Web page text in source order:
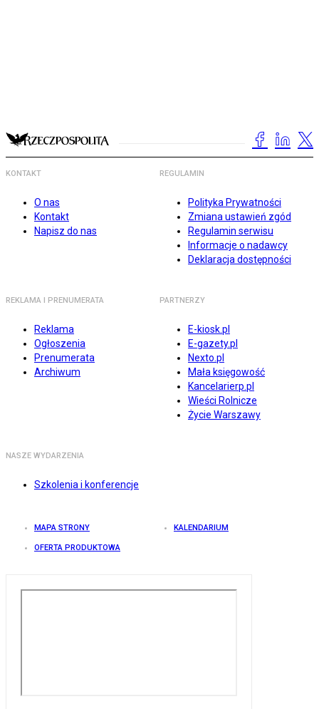
KONTAKT
O nas
Kontakt
Napisz do nas
REGULAMIN
Polityka Prywatności
Zmiana ustawień zgód
Regulamin serwisu
Informacje o nadawcy
Deklaracja dostępności
REKLAMA I PRENUMERATA
Reklama
Ogłoszenia
Prenumerata
Archiwum
PARTNERZY
E-kiosk.pl
E-gazety.pl
Nexto.pl
Mała księgowość
Kancelarierp.pl
Wieści Rolnicze
Życie Warszawy
NASZE WYDARZENIA
Szkolenia i konferencje
MAPA STRONY KALENDARIUM
OFERTA PRODUKTOWA